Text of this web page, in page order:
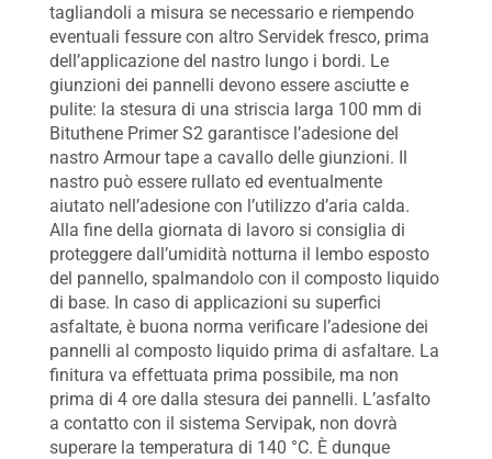
tagliandoli a misura se necessario e riempendo
eventuali fessure con altro Servidek fresco, prima
dell’applicazione del nastro lungo i bordi. Le
giunzioni dei pannelli devono essere asciutte e
pulite: la stesura di una striscia larga 100 mm di
Bituthene Primer S2 garantisce l’adesione del
nastro Armour tape a cavallo delle giunzioni. Il
nastro può essere rullato ed eventualmente
aiutato nell’adesione con l’utilizzo d’aria calda.
Alla fine della giornata di lavoro si consiglia di
proteggere dall’umidità notturna il lembo esposto
del pannello, spalmandolo con il composto liquido
di base. In caso di applicazioni su superfici
asfaltate, è buona norma verificare l’adesione dei
pannelli al composto liquido prima di asfaltare. La
finitura va effettuata prima possibile, ma non
prima di 4 ore dalla stesura dei pannelli. L’asfalto
a contatto con il sistema Servipak, non dovrà
superare la temperatura di 140 °C. È dunque